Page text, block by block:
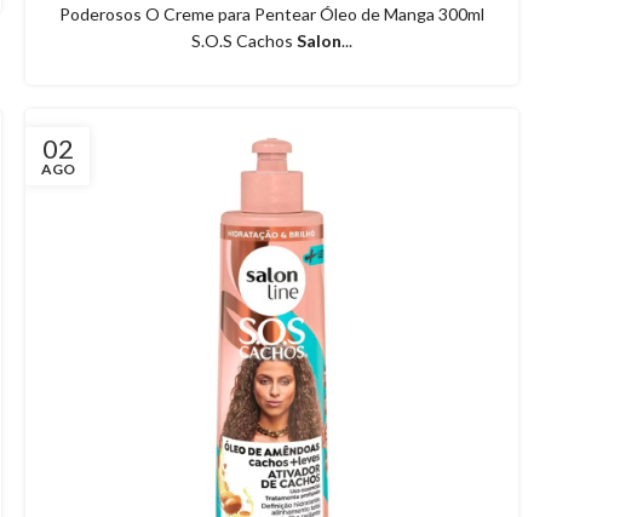
Poderosos O Creme para Pentear Óleo de Manga 300ml
S.O.S CachosSalon...
02
AGO